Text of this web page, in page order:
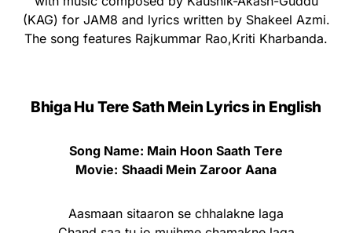
(KAG) for JAM8 and lyrics written by Shakeel Azmi.
The song features Rajkummar Rao,Kriti Kharbanda.
Bhiga Hu Tere Sath Mein Lyrics in English
Song Name: Main Hoon Saath Tere
Movie: Shaadi Mein Zaroor Aana
Aasmaan sitaaron se chhalakne laga